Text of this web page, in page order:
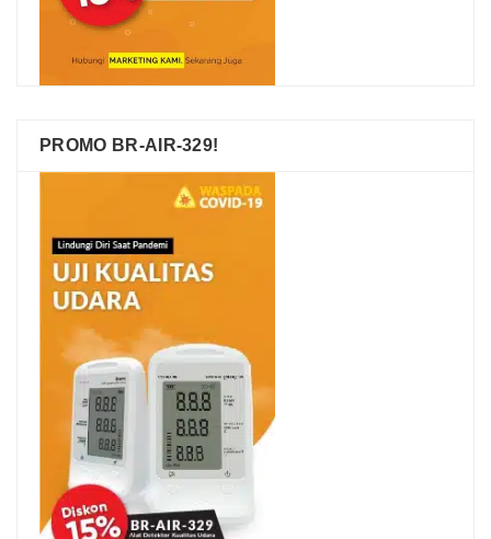
PROMO BR-AIR-329!